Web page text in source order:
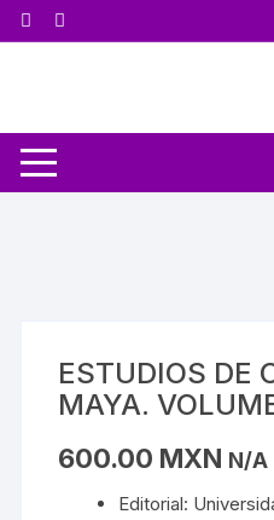
ESTUDIOS DE
MAYA.
600.00 MXN N/A
Editorial: